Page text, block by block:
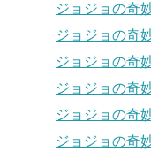
ジョジョの奇
ジョジョの奇
ジョジョの奇
ジョジョの奇
ジョジョの奇
ジョジョの奇